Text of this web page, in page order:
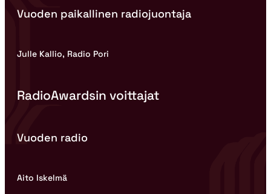
Vuoden paikallinen radiojuontaja
Julle Kallio, Radio Pori
RadioAwardsin voittajat
Vuoden radio
Aito Iskelmä